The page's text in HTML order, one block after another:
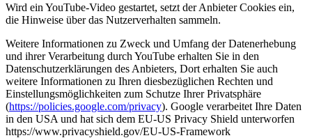
Wird ein YouTube-Video gestartet, setzt der Anbieter Cookies ein,
die Hinweise über das Nutzerverhalten sammeln.
Weitere Informationen zu Zweck und Umfang der Datenerhebung
und ihrer Verarbeitung durch YouTube erhalten Sie in den
Datenschutzerklärungen des Anbieters, Dort erhalten Sie auch
weitere Informationen zu Ihren diesbezüglichen Rechten und
Einstellungsmöglichkeiten zum Schutze Ihrer Privatsphäre
(https://policies.google.com/privacy). Google verarbeitet Ihre Daten
in den USA und hat sich dem EU-US Privacy Shield unterworfen
https://www.privacyshield.gov/EU-US-Framework